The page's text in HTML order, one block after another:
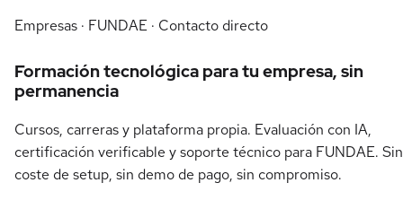
Empresas · FUNDAE · Contacto directo
Formación tecnológica para tu empresa, sin
permanencia
Cursos, carreras y plataforma propia. Evaluación con IA,
certificación verificable y soporte técnico para FUNDAE. Sin
coste de setup, sin demo de pago, sin compromiso.